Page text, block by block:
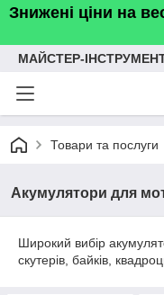
Знижені ціни на
МАЙСТЕР-ІНСТРУМЕНТ
Товари та послуги
Акумулятори для
Широкий вибір
скутерів, байків,